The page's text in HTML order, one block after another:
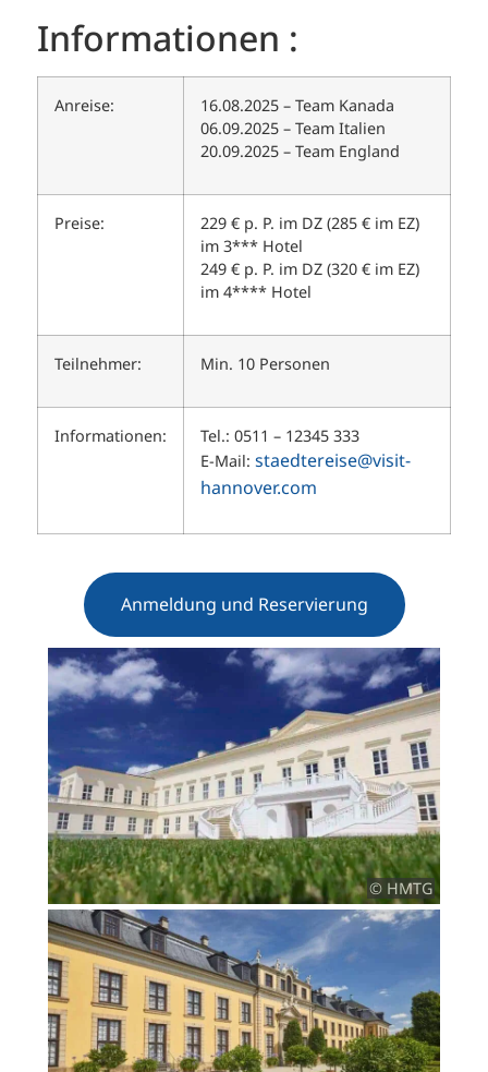
Informationen :
Anreise:
16.08.2025 – Team Kanada
06.09.2025 – Team Italien
20.09.2025 – Team England
Preise:
229 € p. P. im DZ (285 € im EZ)
im 3*** Hotel
249 € p. P. im DZ (320 € im EZ)
im 4**** Hotel
Teilnehmer: Min. 10 Personen
Informationen:
Tel.: 0511 – 12345 333
E-Mail: staedtereise@visit-
hannover.com
Anmeldung und Reservierung
© HMTG